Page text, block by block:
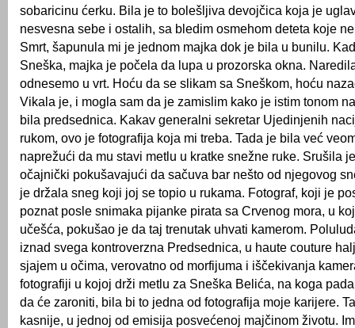
sobaricinu ćerku. Bila je to bolešljiva devojčica koja je
nesvesna sebe i ostalih, sa bledim osmehom deteta koje
Smrt, šapunula mi je jednom majka dok je bila u bunilu.
Sneška, majka je počela da lupa u prozorska okna.
odnesemo u vrt. Hoću da se slikam sa Sneškom, hoću
Vikala je, i mogla sam da je zamislim kako je istim tonom
bila predsednica. Kakav generalni sekretar Ujedinjenih
rukom, ovo je fotografija koja mi treba. Tada je bila već
naprežući da mu stavi metlu u kratke snežne ruke. Srušila
očajnički pokušavajući da sačuva bar nešto od njegovog
je držala sneg koji joj se topio u rukama. Fotograf, koji je
poznat posle snimaka pijanke pirata sa Crvenog mora, u
učešća, pokušao je da taj trenutak uhvati kamerom.
iznad svega kontroverzna Predsednica, u haute couture
sjajem u očima, verovatno od morfijuma i iščekivanja
fotografiji u kojoj drži metlu za Sneška Belića, na koga
da će zaroniti, bila bi to jedna od fotografija moje karijere.
kasnije, u jednoj od emisija posvećenoj majčinom životu.